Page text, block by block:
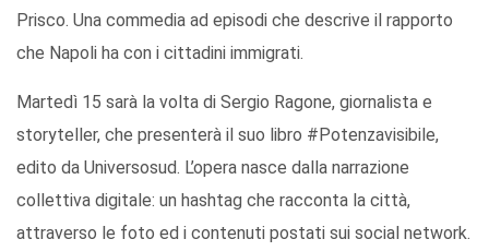
Prisco. Una commedia ad episodi che descrive il rapporto
che Napoli ha con i cittadini immigrati.
Martedì 15 sarà la volta di Sergio Ragone, giornalista e
storyteller, che presenterà il suo libro #Potenzavisibile,
edito da Universosud. L’opera nasce dalla narrazione
collettiva digitale: un hashtag che racconta la città,
attraverso le foto ed i contenuti postati sui social network.